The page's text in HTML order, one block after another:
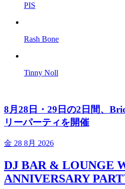
PIS
Rash Bone
Tinny Noll
8月28日・29日の2日間、
リーパーティを開催
金 28 8月 2026
DJ BAR & LOUNGE
ANNIVERSARY